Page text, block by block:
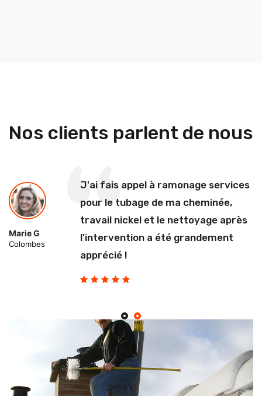
Nos clients parlent de nous
Marie G
Colombes
J'ai fais appel à ramonage services
pour le tubage de ma cheminée,
travail nickel et le nettoyage après
l'intervention a été grandement
apprécié !